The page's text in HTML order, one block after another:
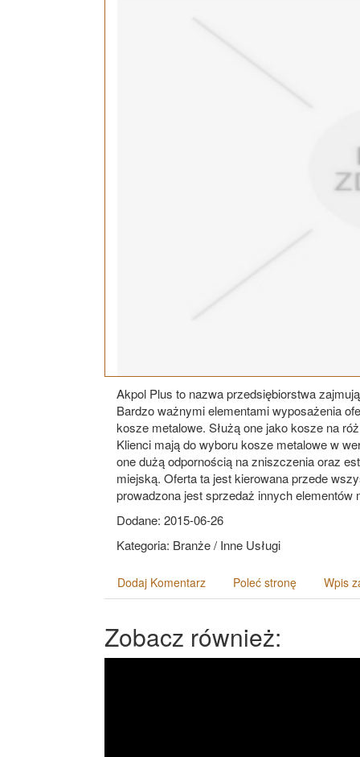
Akpol Plus to nazwa przedsiębiorstwa
Bardzo ważnymi elementami wyposażenia
kosze metalowe. Służą one jako kosze na
Klienci mają do wyboru kosze metalowe w
one dużą odpornością na zniszczenia oraz
miejską. Oferta ta jest kierowana przede
prowadzona jest sprzedaż innych elementów
Dodane: 2015-06-26
Kategoria: Branże / Inne Usługi
Dodaj Komentarz Poleć stronę Wpis
Zobacz również: